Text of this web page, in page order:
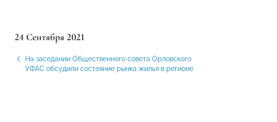
24 Сентября 2021
На заседании Общественного совета Орловского
УФАС обсудили состояние рынка жилья в регионе